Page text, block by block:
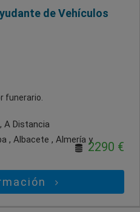
de Vehículos
funerario.
A Distancia
, Albacete , Almería y
2290 €